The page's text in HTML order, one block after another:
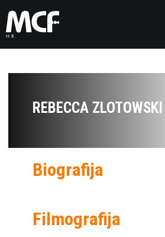
REBECCA ZLOTOWSKI
Biografija
Filmografija